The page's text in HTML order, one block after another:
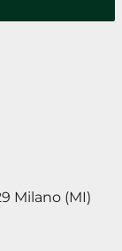
Milano (MI)